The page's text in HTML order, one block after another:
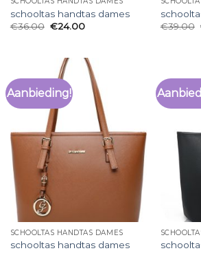
schooltas handtas dames
€36.00 €24.00
€39.00
Aanbieding!
SCHOOLTAS HANDTAS DAMES
schooltas handtas dames